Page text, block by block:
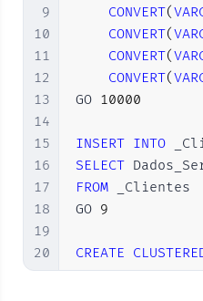
9
10
11
12
13
14
15
16
17
18
19
20
21
CONVERT(
CONVERT(
CONVERT(
CONVERT(
GO 10000
INSERT INTO
SELECT
FROM _Clientes
GO 9
CREATE
CREATE